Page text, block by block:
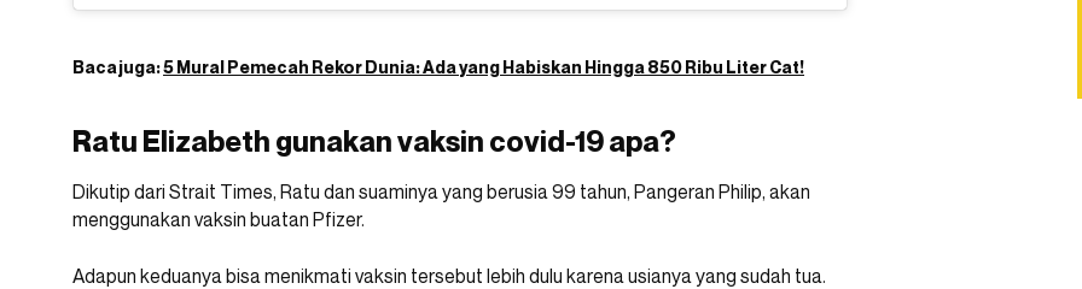
Baca juga:5 Mural Pemecah Rekor Dunia: Ada yang Habiskan Hingga 850 Ribu Liter Cat!
Ratu Elizabeth gunakan vaksin covid-19 apa?
Dikutip dari Strait Times, Ratu dan suaminya yang berusia 99 tahun, Pangeran Philip, akan
menggunakan vaksin buatan Pfizer.
Adapun keduanya bisa menikmati vaksin tersebut lebih dulu karena usianya yang sudah tua.